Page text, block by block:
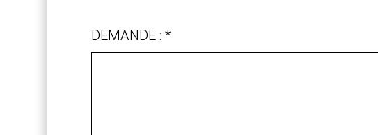
DEMANDE : *